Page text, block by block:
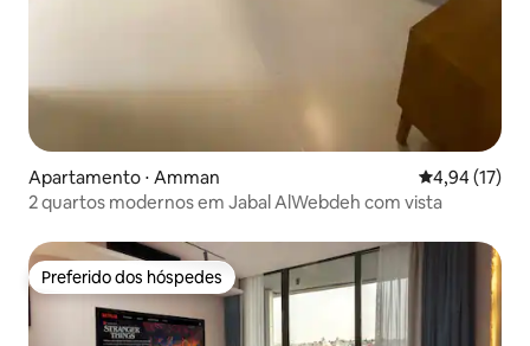
Apartamento ⋅ Amman 4,94 de uma
4,94 (17)
2 quartos modernos em Jabal AlWebdeh com vista
Preferido dos hóspedes
Preferido dos hóspedes